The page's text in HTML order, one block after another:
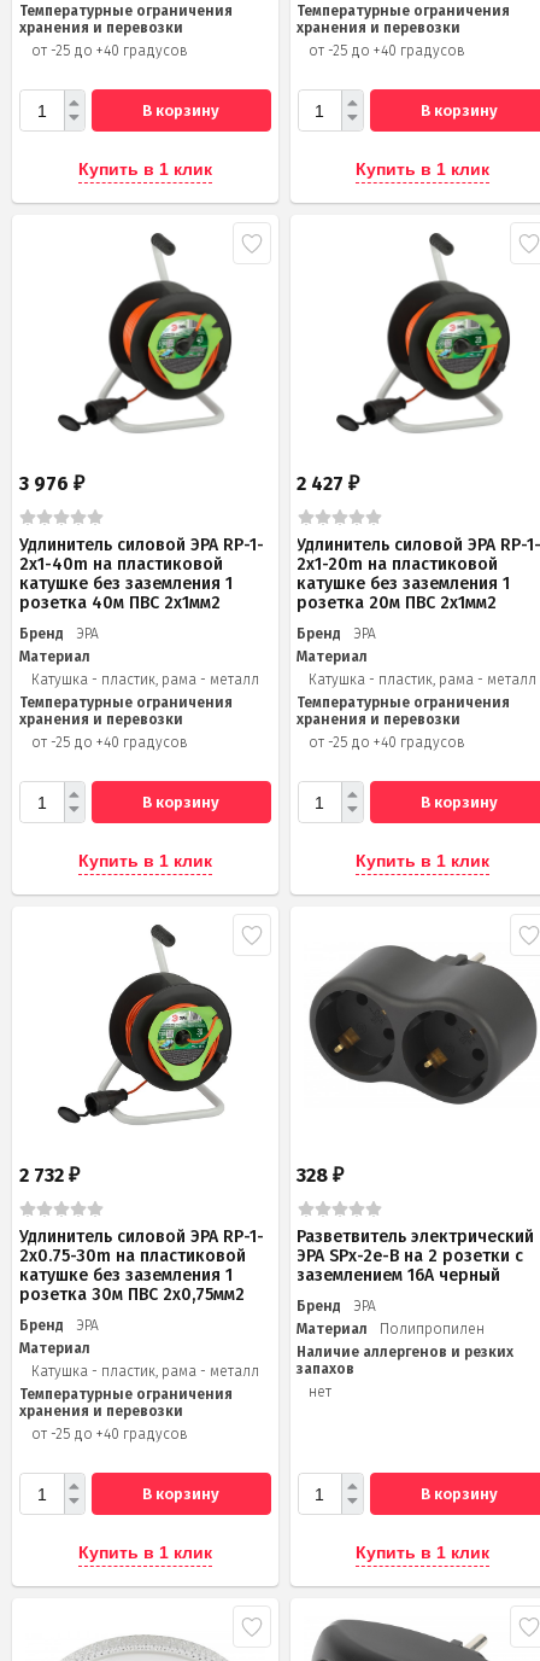
Температурные ограничения
хранения и перевозки
от -25 до +40 градусов
В корзину
Купить в 1 клик
Температурные ограничения
хранения и перевозки
от -25 до +40 градусов
В корзину
Купить в 1 клик
3 976 ₽
Удлинитель силовой ЭРА RP-1-
2x1-40m на пластиковой
катушке без заземления 1
розетка 40м ПВС 2x1мм2
Бренд
ЭРА
Материал
Катушка - пластик, рама - металл
Температурные ограничения
хранения и перевозки
от -25 до +40 градусов
В корзину
Купить в 1 клик
2 427₽
Удлинитель силовой ЭРА RP-
2x1-20m на пластиковой
катушке без заземления 1
розетка 20м ПВС 2х1мм2
Бренд
ЭРА
Материал
Катушка - пластик, рама - металл
Температурные ограничения
хранения и перевозки
от -25 до +40 градусов
В корзину
Купить в 1 клик
2 732 ₽
Удлинитель силовой ЭРА RP-1-
2x0.75-30m на пластиковой
катушке без заземления 1
розетка 30м ПВС 2х0,75мм2
Бренд
ЭРА
Материал
Катушка - пластик, рама - металл
Температурные ограничения
хранения и перевозки
от -25 до +40 градусов
В корзину
Купить в 1 клик
328₽
Разветвитель электрический
ЭРА SPx-2e-B на 2 розетки с
заземлением 16А черный
Бренд
ЭРА
Материал
Полипропилен
Наличие аллергенов и резких
запахов
нет
В корзину
Купить в 1 клик